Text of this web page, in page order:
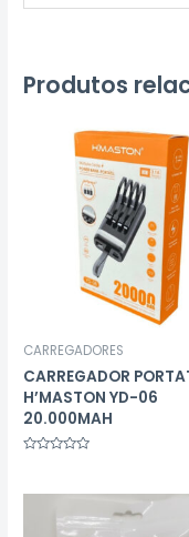
Produtos
CARREGADORES
CARREGADOR
H’MASTON YD-06
20.000MAH
5